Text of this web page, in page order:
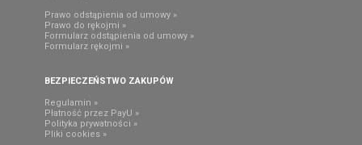
Prawo odstąpienia od umowy »
Prawo do rękojmi »
Formularz odstąpienia od umowy »
Formularz rękojmi »
BEZPIECZEŃSTWO ZAKUPÓW
Regulamin »
Płatność przez PayU »
Polityka prywatności »
Pliki cookies »